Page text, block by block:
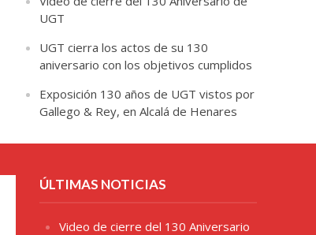
UGT
UGT cierra los actos de su 130
aniversario con los objetivos cumplidos
Exposición 130 años de UGT vistos por
Gallego & Rey, en Alcalá de Henares
ÚLTIMAS NOTICIAS
Video de cierre del 130 Aniversario